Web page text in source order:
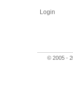
Login
© 2005 -